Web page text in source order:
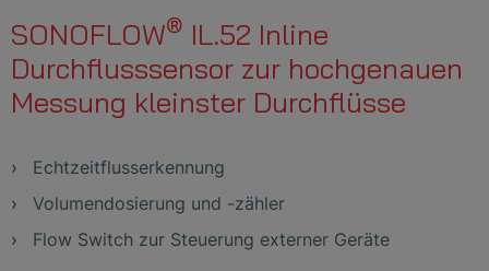
SONOFLOW® IL.52 Inline
Durchflusssensor zur hochgenauen
Messung kleinster Durchflüsse
Echtzeitflusserkennung
Volumendosierung und -zähler
Flow Switch zur Steuerung externer Geräte